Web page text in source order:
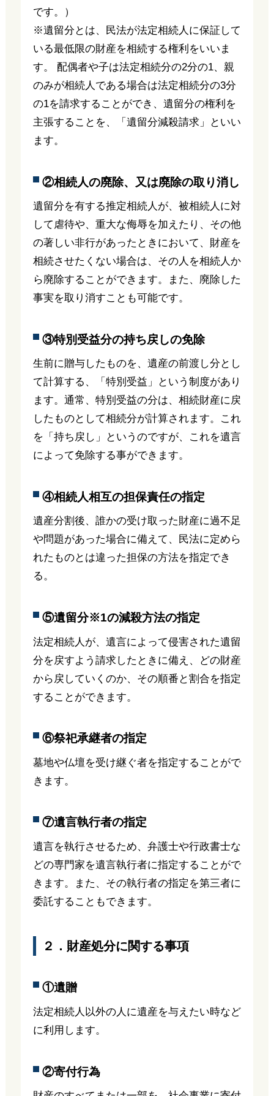
です。）
※遺留分とは、民法が法定相続人に保証して
いる最低限の財産を相続する権利をいいま
す。 配偶者や子は法定相続分の2分の1、親
のみが相続人である場合は法定相続分の3分
の1を請求することができ、遺留分の権利を
主張することを、「遺留分減殺請求」といい
ます。
②相続人の廃除、又は廃除の取り消し
遺留分を有する推定相続人が、被相続人に対
して虐待や、重大な侮辱を加えたり、その他
の著しい非行があったときにおいて、財産を
相続させたくない場合は、その人を相続人か
ら廃除することができます。また、廃除した
事実を取り消すことも可能です。
③特別受益分の持ち戻しの免除
生前に贈与したものを、遺産の前渡し分とし
て計算する、「特別受益」という制度があり
ます。通常、特別受益の分は、相続財産に戻
したものとして相続分が計算されます。これ
を「持ち戻し」というのですが、これを遺言
によって免除する事ができます。
④相続人相互の担保責任の指定
遺産分割後、誰かの受け取った財産に過不足
や問題があった場合に備えて、民法に定めら
れたものとは違った担保の方法を指定でき
る。
⑤遺留分※1の減殺方法の指定
法定相続人が、遺言によって侵害された遺留
分を戻すよう請求したときに備え、どの財産
から戻していくのか、その順番と割合を指定
することができます。
⑥祭祀承継者の指定
墓地や仏壇を受け継ぐ者を指定することがで
きます。
⑦遺言執行者の指定
遺言を執行させるため、弁護士や行政書士な
どの専門家を遺言執行者に指定することがで
きます。また、その執行者の指定を第三者に
委託することもできます。
２．財産処分に関する事項
①遺贈
法定相続人以外の人に遺産を与えたい時など
に利用します。
②寄付行為